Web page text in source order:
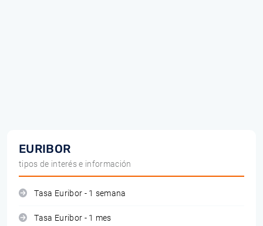
EURIBOR
tipos de interés e información
Tasa Euribor - 1 semana
Tasa Euribor - 1 mes